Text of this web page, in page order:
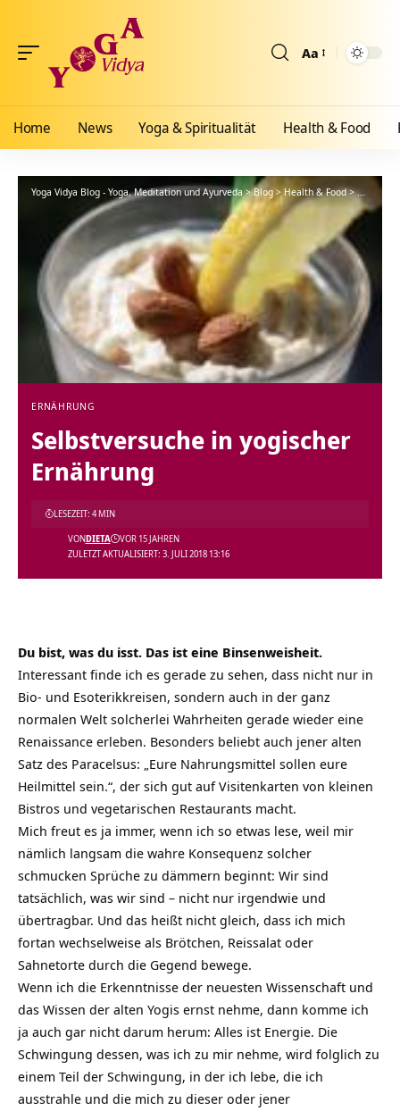
Aa
Home News Yoga & Spiritualität Health & Food
Yoga Vidya Blog - Yoga, Meditation und Ayurveda>Blog >Health & Food>
ERNÄHRUNG
Selbstversuche in yogischer
Ernährung
ZULETZT AKTUALISIERT: 3. JULI 2018 13:16
VONDIETA VOR 15 JAHREN
LESEZEIT: 4 MIN
Du bist, was du isst. Das ist eine Binsenweisheit.
Interessant finde ich es gerade zu sehen, dass nicht nur in
Bio- und Esoterikkreisen, sondern auch in der ganz
normalen Welt solcherlei Wahrheiten gerade wieder eine
Renaissance erleben. Besonders beliebt auch jener alten
Satz des Paracelsus: „Eure Nahrungsmittel sollen eure
Heilmittel sein.“, der sich gut auf Visitenkarten von kleinen
Bistros und vegetarischen Restaurants macht.
Mich freut es ja immer, wenn ich so etwas lese, weil mir
nämlich langsam die wahre Konsequenz solcher
schmucken Sprüche zu dämmern beginnt: Wir sind
tatsächlich, was wir sind – nicht nur irgendwie und
übertragbar. Und das heißt nicht gleich, dass ich mich
fortan wechselweise als Brötchen, Reissalat oder
Sahnetorte durch die Gegend bewege.
Wenn ich die Erkenntnisse der neuesten Wissenschaft und
das Wissen der alten Yogis ernst nehme, dann komme ich
ja auch gar nicht darum herum: Alles ist Energie. Die
Schwingung dessen, was ich zu mir nehme, wird folglich zu
einem Teil der Schwingung, in der ich lebe, die ich
ausstrahle und die mich zu dieser oder jener